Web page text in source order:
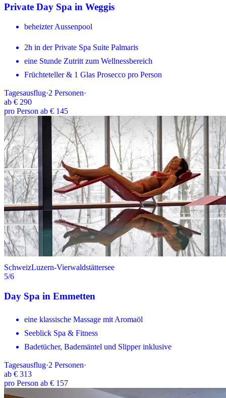
Private Day Spa in Weggis
beheizter Aussenpool
2h in der Private Spa Suite Palmaris
eine Stunde Zutritt zum Wellnessbereich
Früchteteller & 1 Glas Prosecco pro Person
Tagesausflug·2 Personen·
ab € 290
pro Person ab € 145
SchweizLuzern-Vierwaldstättersee
5/6
Day Spa in Emmetten
eine klassische Massage mit Aromaöl
Seeblick Spa & Fitness
Badetücher, Bademäntel und Slipper inklusive
Tagesausflug·2 Personen·
ab € 313
pro Person ab € 157